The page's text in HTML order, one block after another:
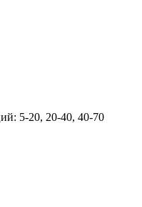
5-20, 20-40, 40-70